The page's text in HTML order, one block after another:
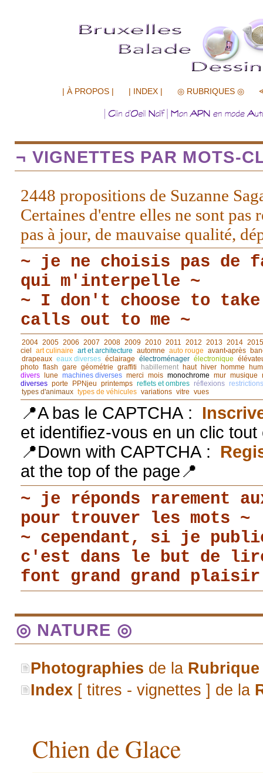
| À PROPOS | | INDEX | ◎ RUBRIQUES ◎
¬ VIGNETTES PAR MOTS-
2448 propositions de Suzanne
Certaines d'entre elles ne sont pas
pas à jour, de mauvaise qualité,
~ je ne choisis pas de
qui m'interpelle ~
~ I don't choose to
calls out to me ~
2004 2005 2006 2007 2008 2009 2010 2011 2012 2013 2014 2015
ciel art culinaire art et architecture automne auto rouge avant◦après
drapeaux eaux diverses éclairage électroménager électronique
photo flash gare géométrie graffiti habillement haut hiver homme
divers lune machines diverses merci mois monochrome mur musique
diverses porte PPNjeu printemps reflets et ombres réflexions restrictions
types d'animaux types de véhicules variations vitre vues
📍A bas le CAPTCHA :
et identifiez-vous en un clic
📍Down with CAPTCHA :
at the top of the page📍
~ je réponds rarement
pour trouver les mots ~
~ cependant, si je
c'est dans le but de
font grand grand
◎ NATURE ◎
Photographies de la Rubrique
Index [ titres - vignettes ] de la
Chien de Glace